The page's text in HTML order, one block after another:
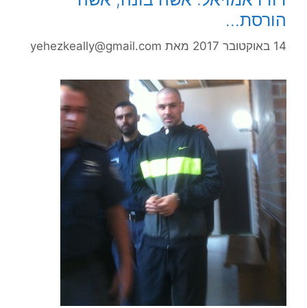
הורסת…
14 באוקטובר 2017 מאת yehezkeally@gmail.com